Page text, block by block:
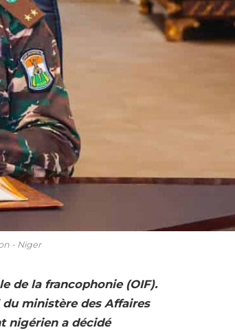
- Niger
de la francophonie (OIF).
du ministère des Affaires
nigérien a décidé